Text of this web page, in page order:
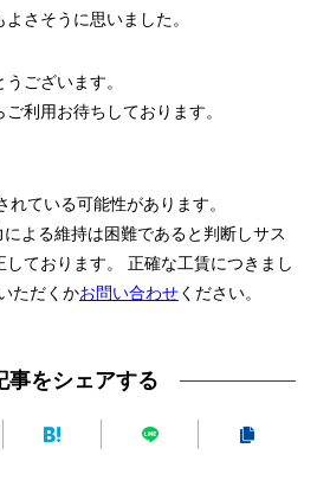
さそうに思いました。
ございます。
利用お待ちしております。
ている可能性があります。
よる維持は困難であると判断しサス
ております。 正確な工賃につきまし
ただくかお問い合わせください。
事をシェアする